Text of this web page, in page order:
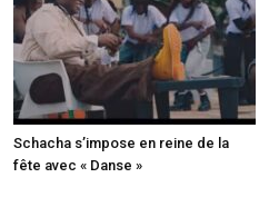
Schacha s’impose en reine de la
fête avec « Danse »